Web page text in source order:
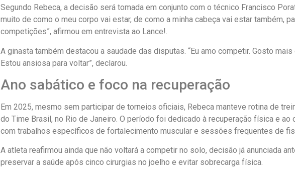
Segundo Rebeca, a decisão será tomada em conjunto com o técnico Francisco
muito de como o meu corpo vai estar, de como a minha cabeça vai estar também,
competições”, afirmou em entrevista ao Lance!.
A ginasta também destacou a saudade das disputas. “Eu amo competir. Gosto
Estou ansiosa para voltar”, declarou.
Ano sabático e foco na recuperação
Em 2025, mesmo sem participar de torneios oficiais, Rebeca manteve rotina de
do Time Brasil, no Rio de Janeiro. O período foi dedicado à recuperação física e ao
com trabalhos específicos de fortalecimento muscular e sessões frequentes de
A atleta reafirmou ainda que não voltará a competir no solo, decisão já anunciada
preservar a saúde após cinco cirurgias no joelho e evitar sobrecarga física.